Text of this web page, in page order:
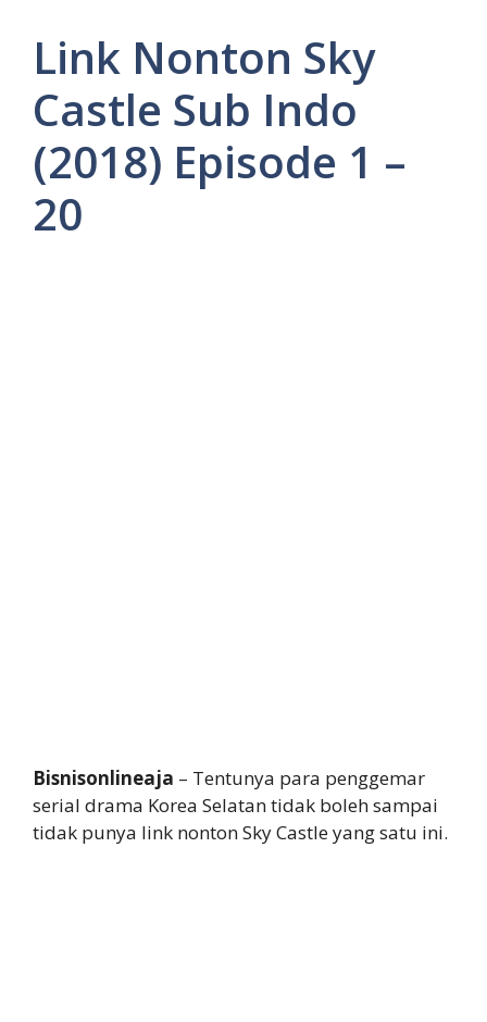
Link Nonton Sky
Castle Sub Indo
(2018) Episode 1 –
20
Bisnisonlineaja – Tentunya para penggemar
serial drama Korea Selatan tidak boleh sampai
tidak punya link nonton Sky Castle yang satu ini.